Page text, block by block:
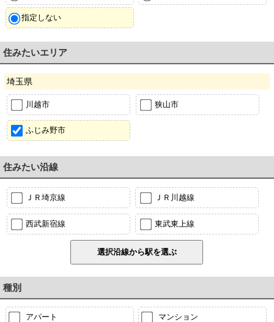
指定しない
住みたいエリア
埼玉県
川越市 狭山市
ふじみ野市
住みたい沿線
ＪＲ埼京線 ＪＲ川越線
西武新宿線 東武東上線
種別
アパート マンション